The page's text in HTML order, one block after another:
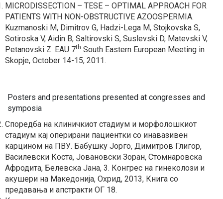
MICRODISSECTION – TESE – OPTIMAL APPROACH FOR
PATIENTS WITH NON-OBSTRUCTIVE AZOOSPERMIА.
Kuzmanoski M, Dimitrov G, Hadzi-Lega M, Stojkovska S,
Sotiroska V, Aidin B, Saltirovski S, Suslevski D, Matevski V,
Petanovski Z. EAU 7th South Eastern European Meeting in
Skopje, October 14-15, 2011.
Posters and presentations presented at congresses and
symposia
Споредба на клиничкиот стадиум и морфолошкиот
стадиум кај оперирани пациентки со инавазивен
карцином на ПВУ. Бабушку Јорго, Димитров Глигор,
Василевски Коста, Јовановски Зоран, Стомнаровска
Афродита, Белевска Јана, 3. Конгрес на гинеколози и
акушери на Македонија, Охрид, 2013, Книга со
предавања и апстракти ОГ 18.